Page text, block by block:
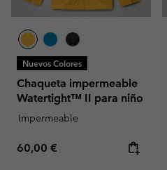
Nuevos Colores
Chaqueta impermeable
Watertight™ II para niño
Impermeable
Regular price:
60,00 €